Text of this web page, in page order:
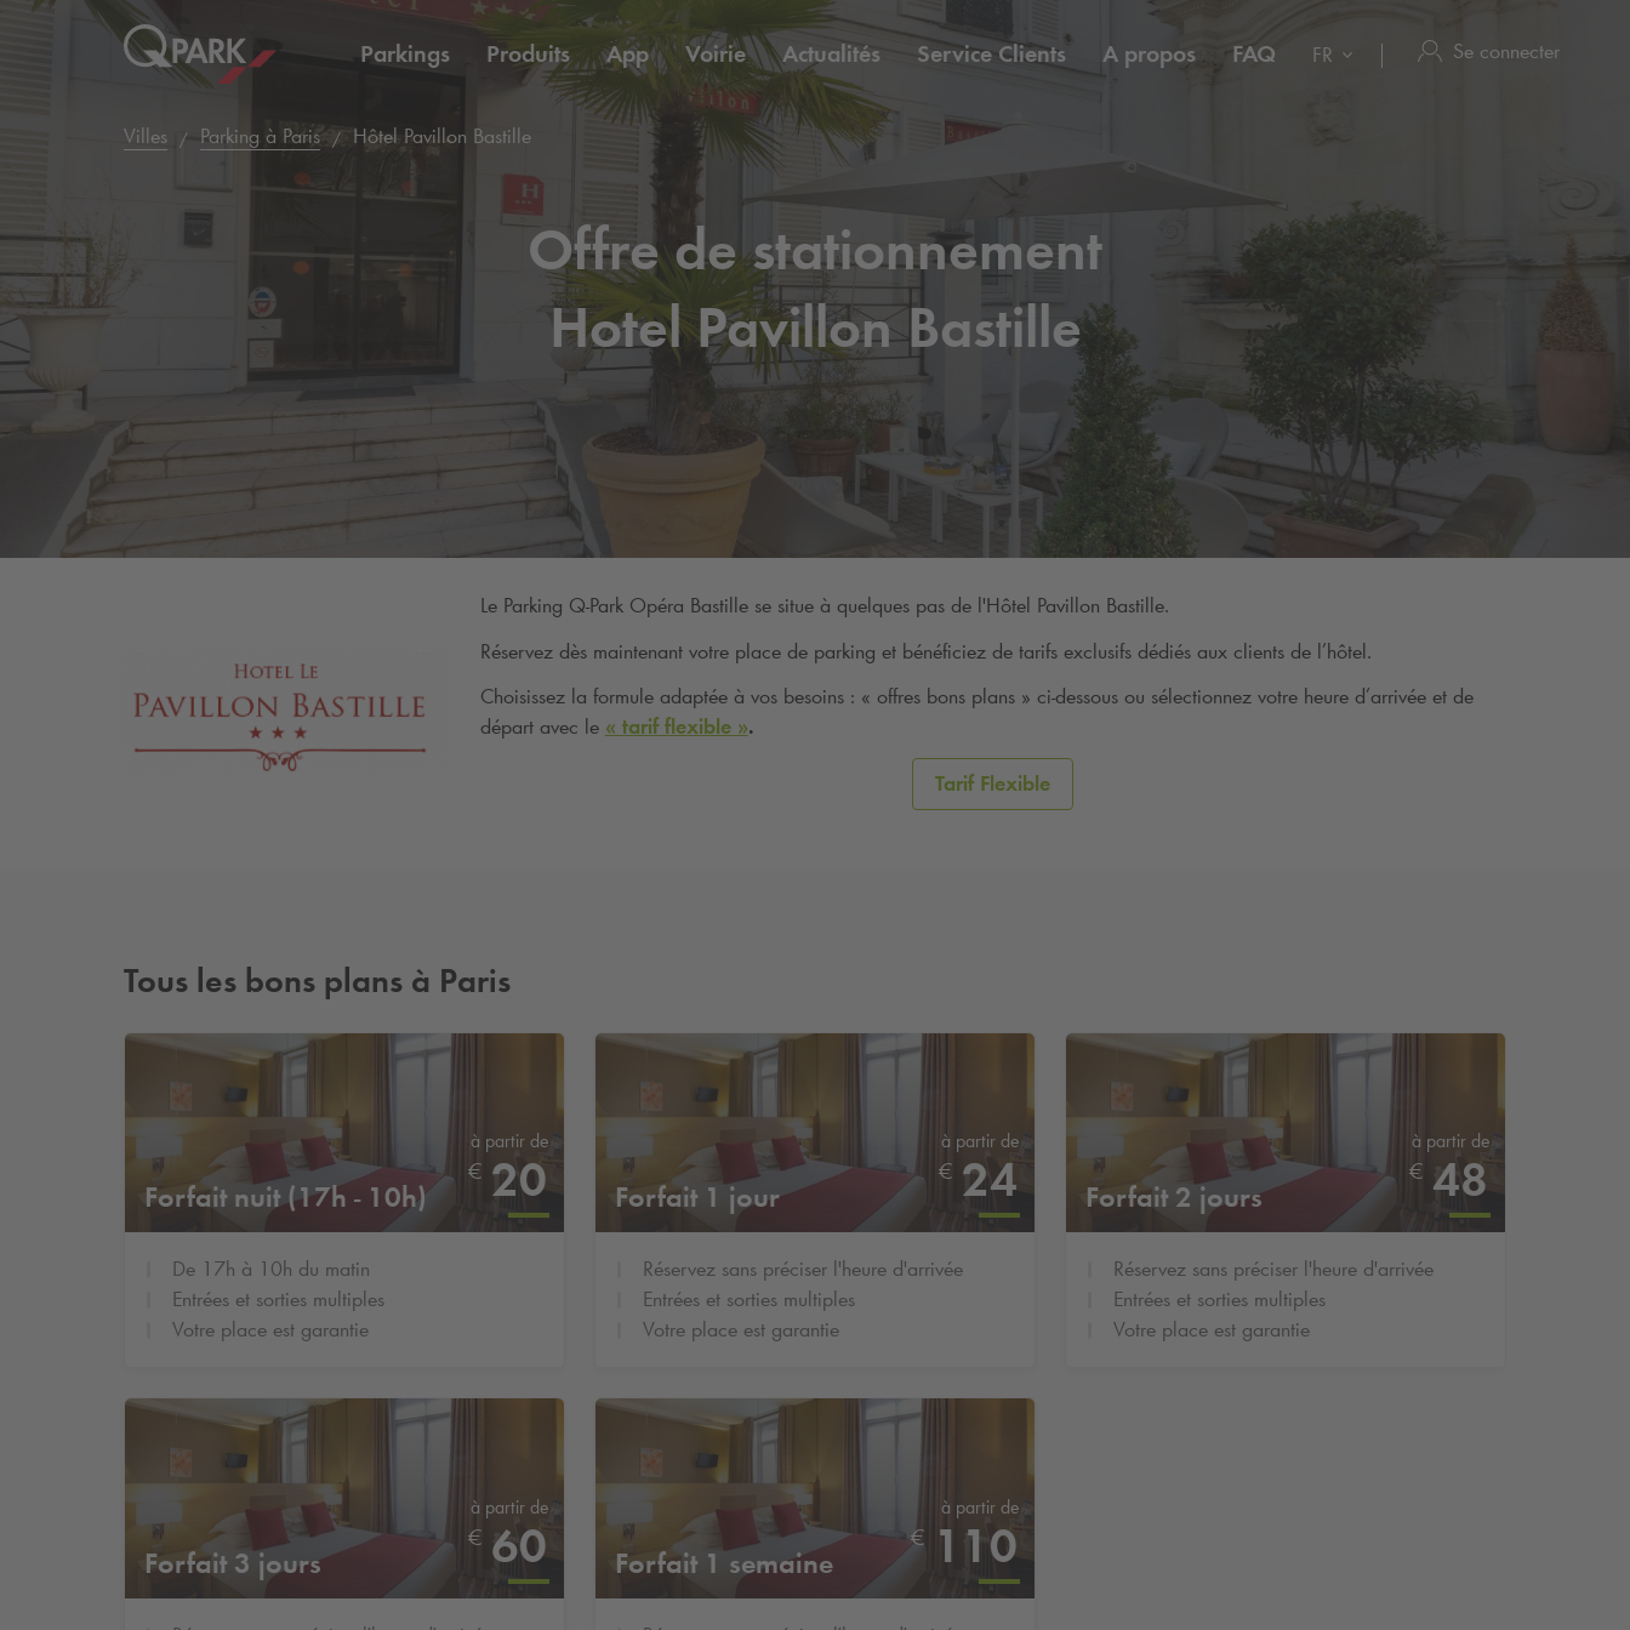
Parkings Produits App Voirie Actualités Service Clients A propos FAQ FR Se connecter
Villes Parking à Paris Hôtel Pavillon Bastille
Offre de stationnement
Hotel Pavillon Bastille
Le Parking Q-ParkOpéra Bastille se situe à quelques pas de l'Hôtel Pavillon Bastille.
Réservez dès maintenant votre place de parking et bénéficiez de tarifs exclusifs dédiés aux clients de l’hôtel.
Choisissez la formule adaptée à vos besoins : « offres bons plans » ci-dessous ou sélectionnez votre heure d’arrivée et de
départ avec le « tarif flexible ».
Tarif Flexible
Tous les bons plans à Paris
Forfait nuit (17h - 10h)
à partir de
€ 20
De 17h à 10h du matin
Entrées et sorties multiples
Votre place est garantie
Forfait 3 jours
à partir de
€ 60
Forfait 1 jour
à partir de
€ 24
Réservez sans préciser l'heure d'arrivée
Entrées et sorties multiples
Votre place est garantie
Forfait 1 semaine
à partir de
€ 110
Forfait 2 jours
à partir de
€ 48
Réservez sans préciser l'heure d'arrivée
Entrées et sorties multiples
Votre place est garantie